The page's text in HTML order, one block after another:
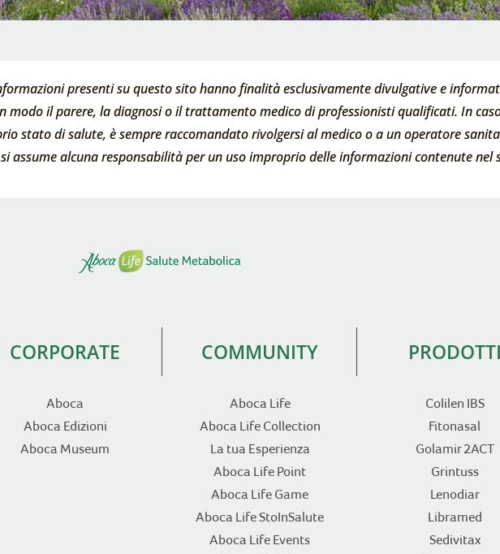
presenti su questo sito hanno finalità esclusivamente divulgative e
modo il parere, la diagnosi o il trattamento medico di professionisti qualificati. In
stato di salute, è sempre raccomandato rivolgersi al medico o a un operatore
assume alcuna responsabilità per un uso improprio delle informazioni contenute nel
CORPORATE
Aboca
Aboca Edizioni
Aboca Museum
COMMUNITY
Aboca Life
Aboca Life Collection
La tua Esperienza
Aboca Life Point
Aboca Life Game
Aboca Life StoInSalute
Aboca Life Events
Colilen IBS
Fitonasal
Golamir 2ACT
Grintuss
Lenodiar
Libramed
Sedivitax